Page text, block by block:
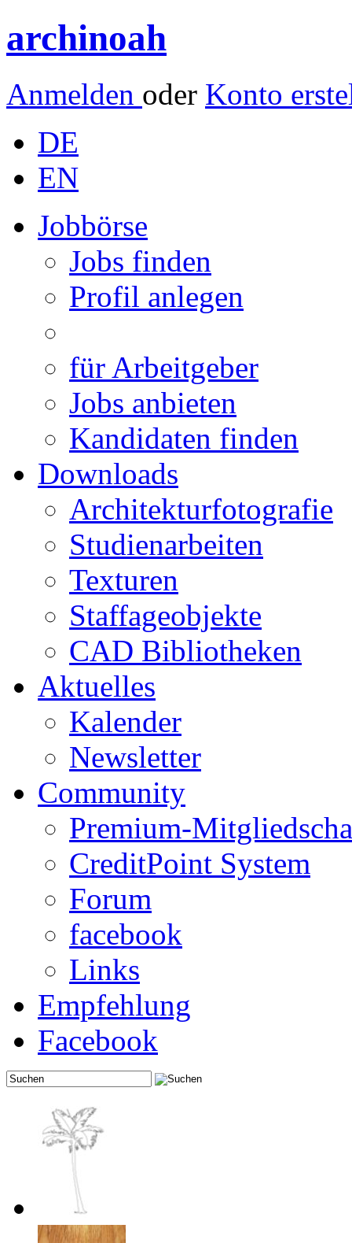
archinoah
Anmelden oder Konto
DE
EN
Jobbörse
Jobs finden
Profil anlegen
für Arbeitgeber
Jobs anbieten
Kandidaten finden
Downloads
Architekturfotografie
Studienarbeiten
Texturen
Staffageobjekte
CAD Bibliotheken
Aktuelles
Kalender
Newsletter
Community
Premium-
CreditPoint System
Forum
facebook
Links
Empfehlung
Facebook